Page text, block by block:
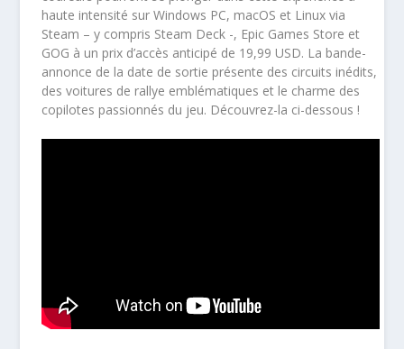
haute intensité sur Windows PC, macOS et Linux via
Steam – y compris Steam Deck -, Epic Games Store et
GOG à un prix d’accès anticipé de 19,99 USD. La bande-
annonce de la date de sortie présente des circuits inédits,
des voitures de rallye emblématiques et le charme des
copilotes passionnés du jeu. Découvrez-la ci-dessous !